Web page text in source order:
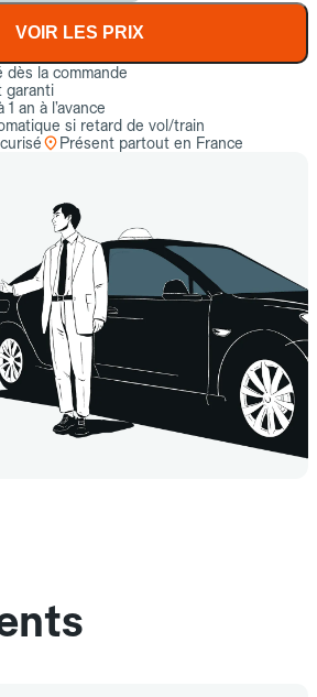
VOIR LES PRIX
la commande
garanti
an à l’avance
si retard de vol/train
Présent partout en France